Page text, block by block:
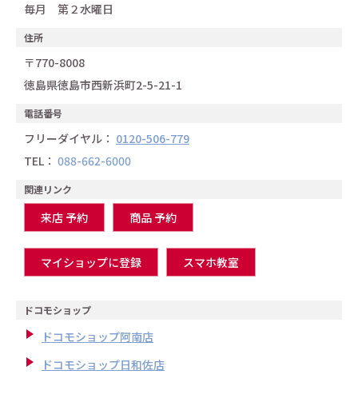
毎月 第２水曜日
住所
〒770-8008
徳島県徳島市西新浜町2-5-21-1
電話番号
フリーダイヤル： 0120-506-779
TEL： 088-662-6000
関連リンク
来店 予約 商品 予約
マイショップに登録 スマホ教室
ドコモショップ
ドコモショップ阿南店
ドコモショップ日和佐店